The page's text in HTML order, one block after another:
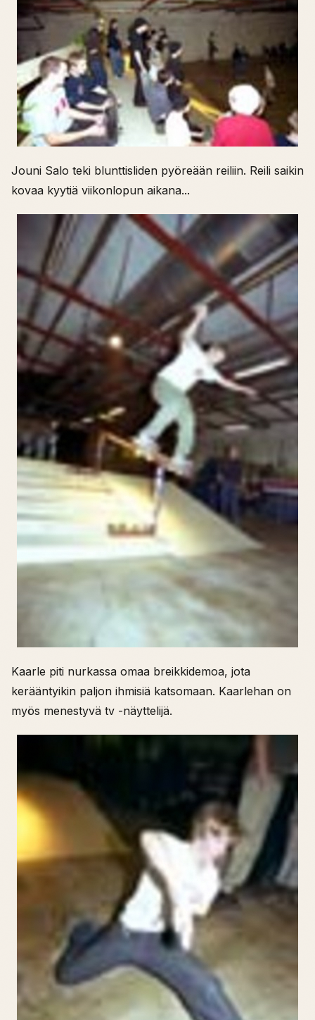
Jouni Salo teki blunttisliden pyöreään reiliin. Reili saikin
kovaa kyytiä viikonlopun aikana...
Kaarle piti nurkassa omaa breikkidemoa, jota
kerääntyikin paljon ihmisiä katsomaan. Kaarlehan on
myös menestyvä tv -näyttelijä.